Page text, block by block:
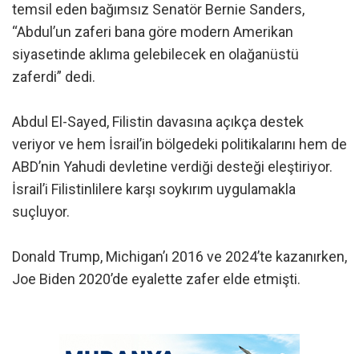
temsil eden bağımsız Senatör Bernie Sanders,
“Abdul’un zaferi bana göre modern Amerikan
siyasetinde aklıma gelebilecek en olağanüstü
zaferdi” dedi.
Abdul El-Sayed, Filistin davasına açıkça destek
veriyor ve hem İsrail’in bölgedeki politikalarını hem de
ABD’nin Yahudi devletine verdiği desteği eleştiriyor.
İsrail’i Filistinlilere karşı soykırım uygulamakla
suçluyor.
Donald Trump, Michigan’ı 2016 ve 2024’te kazanırken,
Joe Biden 2020’de eyalette zafer elde etmişti.